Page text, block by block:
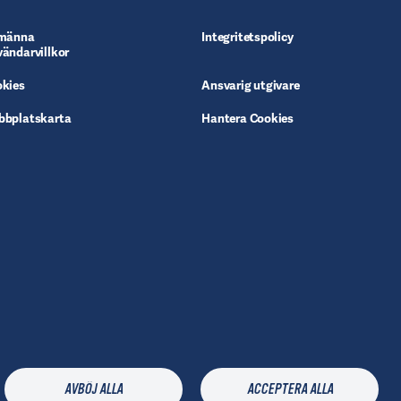
Integritetspolicy
Ansvarig utgivare
Hantera Cookies
AVBÖJ ALLA ACCEPTERA ALLA
X
Håll dig uppdaterad med